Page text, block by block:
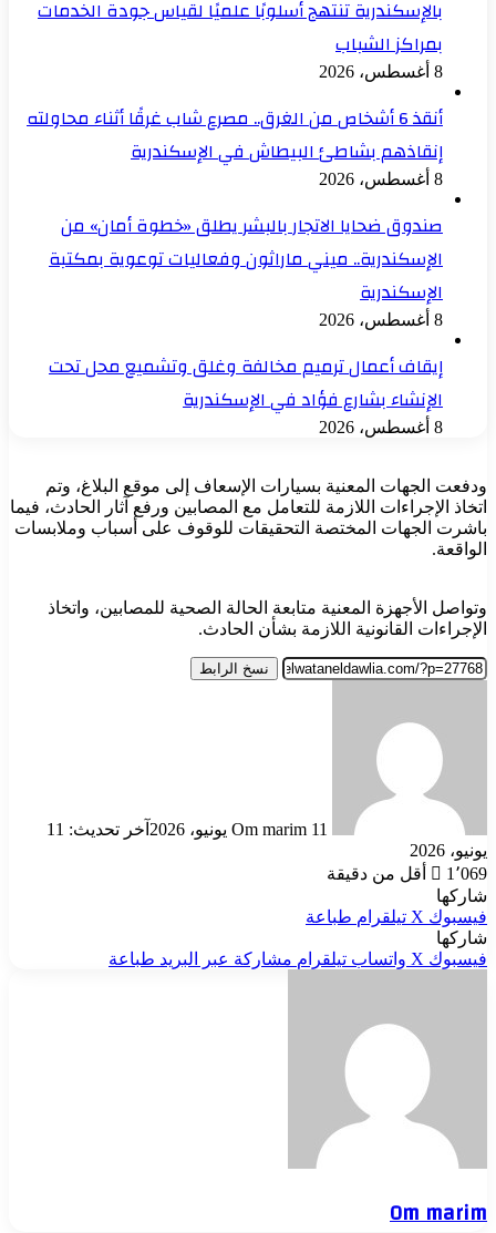
بالإسكندرية تنتهج أسلوبًا علميًا لقياس جودة الخدمات
بمراكز الشباب
8 أغسطس، 2026
أنقذ 6 أشخاص من الغرق.. مصرع شاب غرقًا أثناء محاولته
إنقاذهم بشاطئ البيطاش في الإسكندرية
8 أغسطس، 2026
صندوق ضحايا الاتجار بالبشر يطلق «خطوة أمان» من
الإسكندرية.. ميني ماراثون وفعاليات توعوية بمكتبة
الإسكندرية
8 أغسطس، 2026
إيقاف أعمال ترميم مخالفة وغلق وتشميع محل تحت
الإنشاء بشارع فؤاد في الإسكندرية
8 أغسطس، 2026
ودفعت الجهات المعنية بسيارات الإسعاف إلى موقع البلاغ، وتم
اتخاذ الإجراءات اللازمة للتعامل مع المصابين ورفع آثار الحادث، فيما
باشرت الجهات المختصة التحقيقات للوقوف على أسباب وملابسات
الواقعة.
وتواصل الأجهزة المعنية متابعة الحالة الصحية للمصابين، واتخاذ
الإجراءات القانونية اللازمة بشأن الحادث.
نسخ الرابط
Om marim 11 يونيو، 2026
آخر تحديث: 11
يونيو، 2026
1٬069
أقل من دقيقة
شاركها
فيسبوك ‫X تيلقرام طباعة
شاركها
فيسبوك ‫X واتساب تيلقرام مشاركة عبر البريد طباعة
Om marim